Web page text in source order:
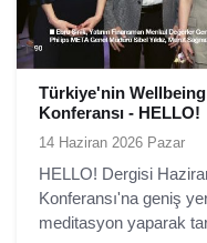
Türkiye'nin
Konferansı - HELLO!
14 Haziran 2026 Pazar
HELLO! Dergisi
Konferansı'na geniş
meditasyon yaparak